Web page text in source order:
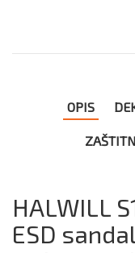
OPIS
HALWILL
ESD